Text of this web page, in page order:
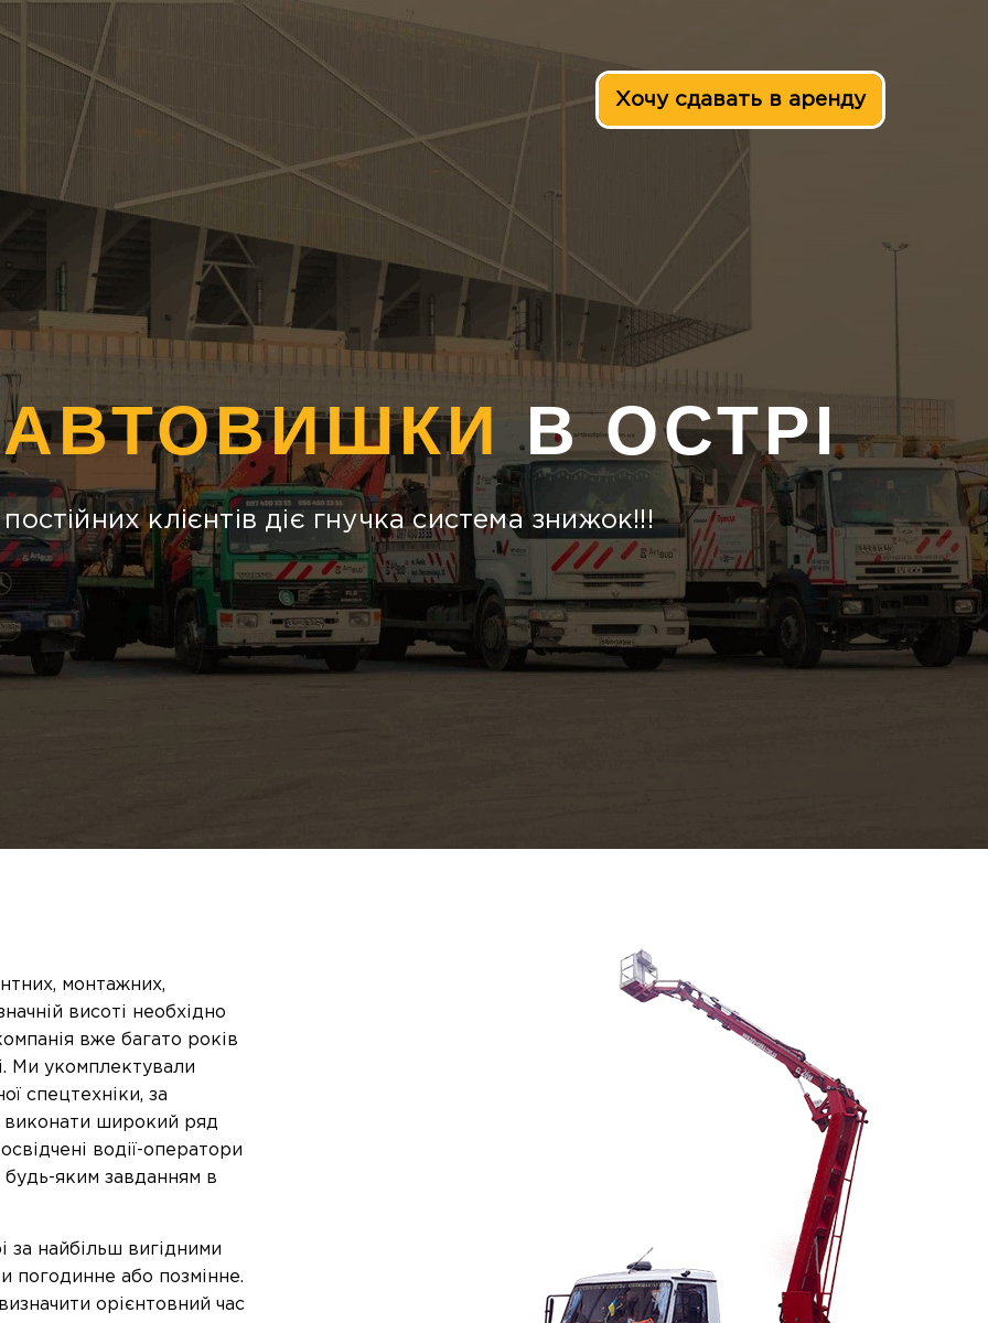
Хочу сдавать в аренду
В ОСТРІ
клієнтів діє гнучка система знижок!!!
монтажних,
висоті необхідно
вже багато років
Ми укомплектували
спецтехніки, за
виконати широкий ряд
водії-оператори
яким завданням в
найбільш вигідними
погодинне або позмінне.
орієнтовний час